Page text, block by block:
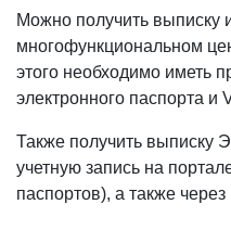
Можно получить
многофункциональном
этого необходимо иметь
электронного паспорта
Также получить выписку
учетную запись на
паспортов), а также через